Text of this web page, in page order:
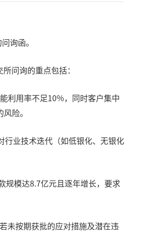
询函。
问询的重点包括：
利用率不足10%，同时客户集中
险。
行业技术迭代（如低银化、无银化
规模达8.7亿元且逐年增长，要求
未按期获批的应对措施及潜在违